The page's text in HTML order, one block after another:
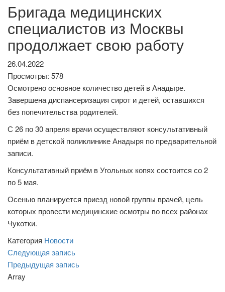
Бригада медицинских
специалистов из Москвы
продолжает свою работу
26.04.2022
Просмотры: 578
Осмотрено основное количество детей в Анадыре.
Завершена диспансеризация сирот и детей, оставшихся
без попечительства родителей.
С 26 по 30 апреля врачи осуществляют консультативный
приём в детской поликлинике Анадыря по предварительной
записи.
Консультативный приём в Угольных копях состоится со 2
по 5 мая.
Осенью планируется приезд новой группы врачей, цель
которых провести медицинские осмотры во всех районах
Чукотки.
Категория Новости
Навигация
по
записям
Следующая записьСледующая
запись
Предыдущая записьПредыдущая
Array